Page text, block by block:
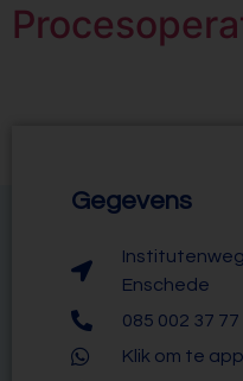
Gegevens
Institutenweg
Enschede
085 002 37 77
Klik om te